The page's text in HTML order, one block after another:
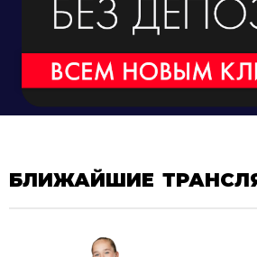
БЛИЖАЙШИЕ